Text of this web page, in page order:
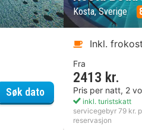
Søk datoNynäs Havsbad
Kosta, Sverige
Inkl.
Fra
2413 kr.
Pris per natt, 2
inkl. turistskatt
servicegebyr 79 kr.
reservasjon